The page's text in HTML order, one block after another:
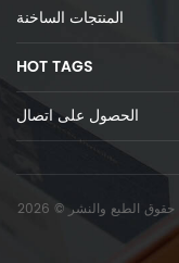
المنتجات الساخنة
HOT TAGS
الحصول على اتصال